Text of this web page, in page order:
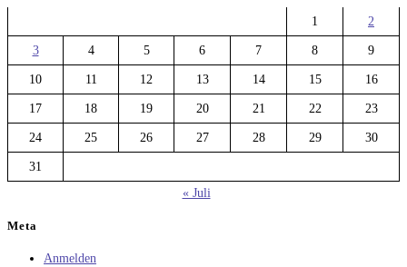
1 2
3 4 5 6 7 8 9
10 11 12 13 14 15 16
17 18 19 20 21 22 23
24 25 26 27 28 29 30
31
« Juli
Meta
Anmelden